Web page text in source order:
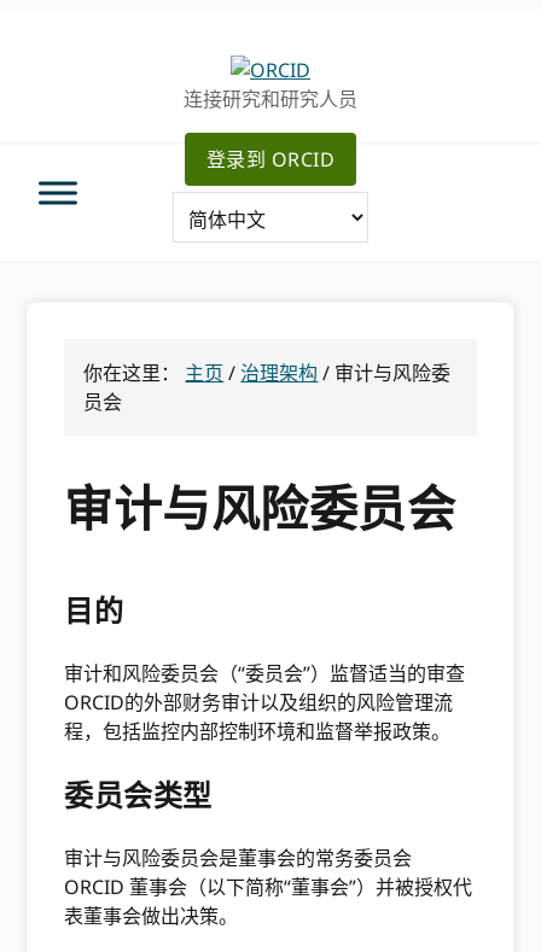
连接研究和研究人员
登录到 ORCID
你在这里： 主页 / 治理架构 / 审计与风险委
员会
审计与风险委员会
目的
审计和风险委员会（“委员会”）监督适当的审查
ORCID的外部财务审计以及组织的风险管理流
程，包括监控内部控制环境和监督举报政策。
委员会类型
审计与风险委员会是董事会的常务委员会
ORCID 董事会（以下简称“董事会”）并被授权代
表董事会做出决策。